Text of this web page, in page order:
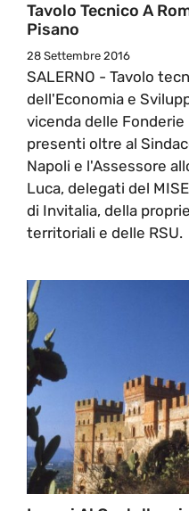
Tavolo Tecnico A
Pisano
28 Settembre 2016
SALERNO - Tavolo
dell'Economia e
vicenda delle
presenti oltre al
Napoli e l'Assessore
Luca, delegati del
di Invitalia, della
territoriali e delle RSU.